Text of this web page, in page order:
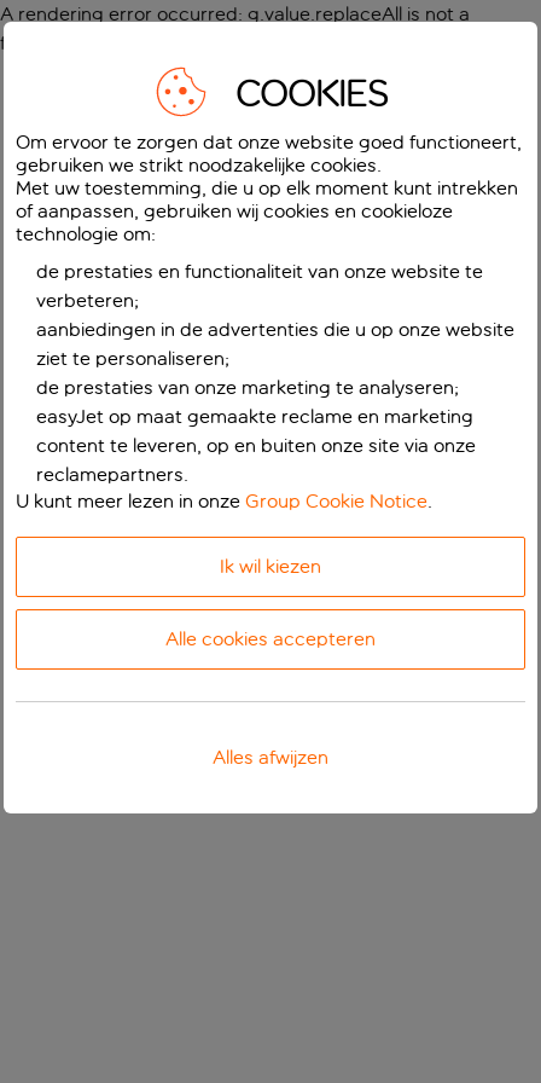
A rendering error occurred: g.value.replaceAll is not a
function
COOKIES
Om ervoor te zorgen dat onze website goed functioneert,
gebruiken we strikt noodzakelijke cookies.
Met uw toestemming, die u op elk moment kunt intrekken
of aanpassen, gebruiken wij cookies en cookieloze
technologie om:
de prestaties en functionaliteit van onze website te
verbeteren;
aanbiedingen in de advertenties die u op onze website
ziet te personaliseren;
de prestaties van onze marketing te analyseren;
easyJet op maat gemaakte reclame en marketing
content te leveren, op en buiten onze site via onze
reclamepartners.
U kunt meer lezen in onzeGroup Cookie Notice.
Ik wil kiezen
Alle cookies accepteren
Alles afwijzen